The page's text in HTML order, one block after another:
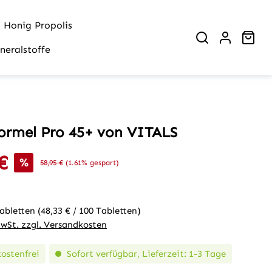
Honig Propolis
Pro 45+ von VITALS
% Regulärer Preis:
58,95 € (1.61% gespart)
(48,33 € / 100 Tabletten)
zzgl. Versandkosten
Sofort verfügbar, Lieferzeit: 1-3 Tage